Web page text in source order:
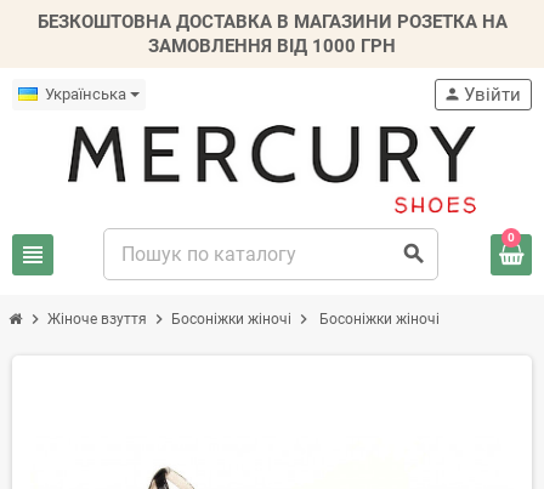
БЕЗКОШТОВНА ДОСТАВКА В МАГАЗИНИ РОЗЕТКА НА
ЗАМОВЛЕННЯ ВІД 1000 ГРН
Українська
view_headline search
person Увійти
0
chevron_right Жіноче взуття chevron_right Босоніжки жіночі chevron_right Босоніжки жіночі